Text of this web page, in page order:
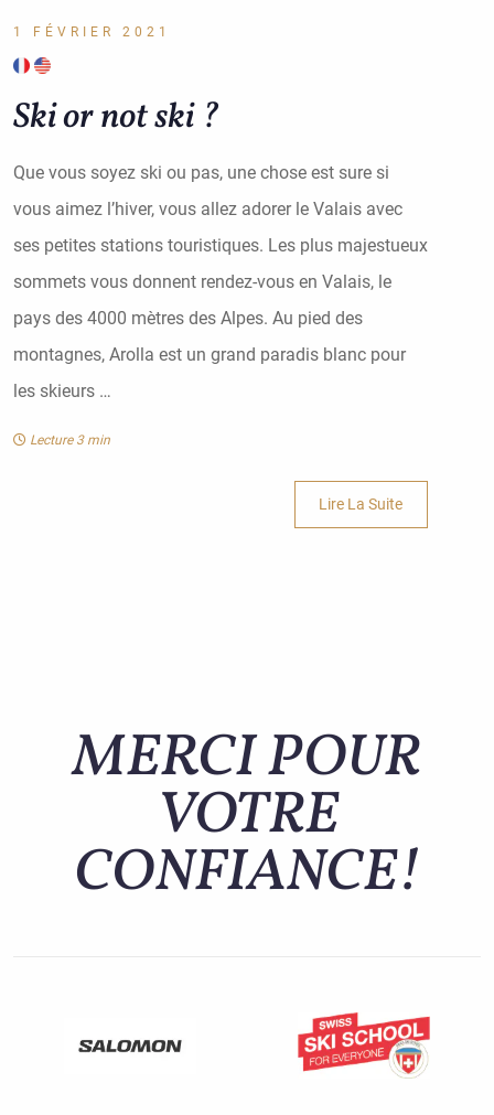
1 FÉVRIER 2021
Ski or not ski ?
Que vous soyez ski ou pas, une chose est sure si
vous aimez l’hiver, vous allez adorer le Valais avec
ses petites stations touristiques. Les plus majestueux
sommets vous donnent rendez-vous en Valais, le
pays des 4000 mètres des Alpes. Au pied des
montagnes, Arolla est un grand paradis blanc pour
les skieurs …
Lecture 3 min
Lire La Suite
MERCI POUR
VOTRE
CONFIANCE!